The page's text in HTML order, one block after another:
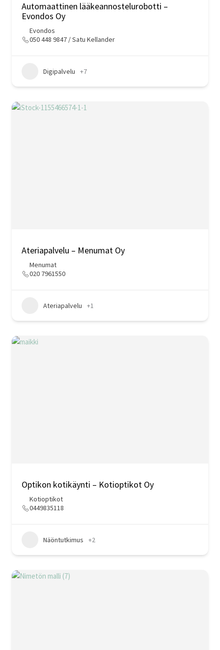
Automaattinen lääkeannostelurobotti –
Evondos Oy
Evondos
050 448 9847 / Satu Kellander
Digipalvelu +7
Ateriapalvelu – Menumat Oy
Menumat
020 7961550
Ateriapalvelu +1
Optikon kotikäynti – Kotioptikot Oy
Kotioptikot
0449835118
Näöntutkimus +2